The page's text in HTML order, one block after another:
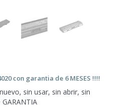
con garantia de 6 MESES !!!!
sin usar, sin abrir, sin